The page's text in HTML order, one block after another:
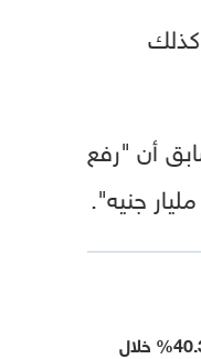
أن "رفع
التضخم الأساسي في مصر يقفز إلى 40.3% خلال